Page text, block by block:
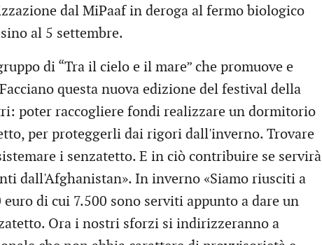
dal MiPaaf in deroga al fermo biologico
al 5 settembre.
di “Tra il cielo e il mare” che promuove e
questa nuova edizione del festival della
poter raccogliere fondi realizzare un dormitorio
per proteggerli dai rigori dall'inverno. Trovare
i senzatetto. E in ciò contribuire se servirà
dall'Afghanistan». In inverno «Siamo riusciti a
di cui 7.500 sono serviti appunto a dare un
Ora i nostri sforzi si indirizzeranno a